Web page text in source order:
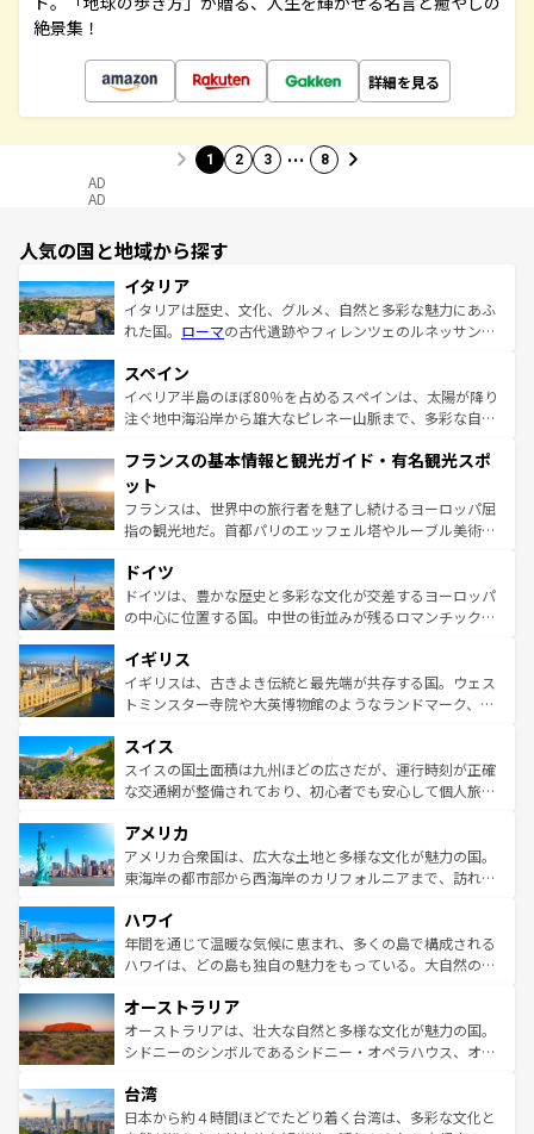
絶景集！
詳細を見る
1 2 3 … 8
AD
AD
人気の国と地域から探す
イタリア
イタリアは歴史、文化、グルメ、自然と多彩な魅力にあふ
れた国。 ローマの古代遺跡やフィレンツェのルネッサンス
ろん、トスカーナの美しい田園風景やアマルフィ海岸の絶
景など、自然景観も見逃せない。観光の合間には、本場の
ピザやパスタなど、絶品のイタリア料理を堪能することも
ませてくれるイタリアで、忘れられない旅をしてみよう！
なお、新着のイタリア情報は
しい。
スペイン
イベリア半島のほぼ80％を占めるスペインは、太陽が降り
注ぐ地中海沿岸から雄大なピレネー山脈まで、多彩な自然
文化が根付くこの国では、情熱的なフラメンコ、熱気あふ
れる闘牛、そして美味しいタパスが生活の一部となってい
る。首都マドリードの洗練された雰囲気や、バルセロナの
アートに溢れた街角から、地方では古代ローマ遺跡や中世
せる。地方によって風土や気候が異なるスペインはその個
性で訪れる人を魅了する。 なお、新着のスペイン情報は コ
ンテンツ一覧を参照してほしい。
フランスの基本情報と観光ガイド・有名観光スポ
ット
フランスは、世界中の旅行者を魅了し続けるヨーロッパ屈
指の観光地だ。首都パリのエッフェル塔やルーブル美術館
で、幅広い魅力が詰まっている。華麗な宮殿、歴史的な大
聖堂、美しいビーチ、そして豊かな自然が、訪れる者を心
から魅了する。また、フランスは美食の国としても知ら
いる。シャンパンの発祥地であるランス、プロヴァンスの
香り高いラベンダー畑など、多彩な楽しみ方が可能だ。さ
らに、パリ以外の地域にも魅力が溢れており、どの街角に
れる地方に足を運ぶとそれぞれで全く異なる文化を体験で
きるだろう。 なお、新着のフランス情報はコンテンツ一覧
を参照してほしい。
ドイツ
ドイツは、豊かな歴史と多彩な文化が交差するヨーロッパ
の中心に位置する国。中世の街並みが残るロマンチック街
顔を持つこの国は、どこを歩いても飽きることがない。ベ
ルリンの文化的活気、バイエルン州のアルプスの絶景、そ
してライン川沿いのワイン畑といった風景は必見。ビール
は、お酒好きな人にはぜひ体験してほしい。 なお、新着の
ドイツ情報はコンテンツ一覧を参照してほしい。
イギリス
イギリスは、古きよき伝統と最先端が共存する国。ウェス
トミンスター寺院や大英博物館のようなランドマーク、歴
リアごとに異なる魅力がある。また、優雅なアフタヌーン
ティー、ビール好きにはたまらない英国パブ、サッカー観
戦など、本場だからこそできる体験も豊富。イギリスを旅
ンツ一覧を参照してほしい。
スイス
スイスの国土面積は九州ほどの広さだが、運行時刻が正確
な交通網が整備されており、初心者でも安心して個人旅行
の建物がそのまま残る町や、スイスならではのユニークな
博物館もあり、アルプス観光だけでなく町歩きも満喫する
ことができる。国民の所得が高いため物価も高いが、旅行
ば市内交通費無料で観光を楽しむこともできる。 なお、新
着のスイス情報はコンテンツ一覧 を参照してほしい。
アメリカ
アメリカ合衆国は、広大な土地と多様な文化が魅力の国。
東海岸の都市部から西海岸のカリフォルニアまで、訪れる
のような巨大都市は、観光、ショッピング、エンターテイ
ンメントが詰まった刺激的なスポットだ。一方、アメリカ
西部には大自然が広がり、グランドキャニオンやイエロー
部のニューオーリンズでは、音楽と美食が融合した独特の
文化が魅力。旅行者はアメリカの各地域で異なる魅力を楽
しみながら、その多様性と豊かな歴史を感じることができ
ならではの贅沢な旅のスタイルだ。 なお、新着のアメリカ
情報はコンテンツ一覧を参照してほしい。
ハワイ
年間を通じて温暖な気候に恵まれ、多くの島で構成される
ハワイは、どの島も独自の魅力をもっている。大自然の神
ワイ島は見逃せない。また、定番の観光地といえばオアフ
島だが、静かな自然を求めるならマウイ島やカウアイ島が
おすすめ。エメラルドグリーンに輝く海をはじめ、豊かな
れるおもてなしの心で訪れる人々を迎えてくれるハワイの
人々、おいしいローカルフードやハワイアンミュージッ
オーストラリア
オーストラリアは、壮大な自然と多様な文化が魅力の国。
シドニーのシンボルであるシドニー・オペラハウス、オー
リアリーフや大陸中央部にそびえるウルル（エアーズロッ
ク）、タスマニアの美しい原生林やケアンズの熱帯雨林な
台湾
日本から約４時間ほどでたどり着く台湾は、多彩な文化と